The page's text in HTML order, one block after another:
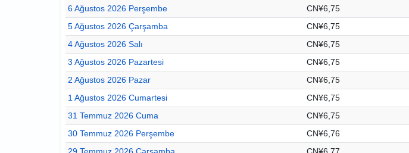
6 Ağustos 2026 Perşembe
CN¥6,75
5 Ağustos 2026 Çarşamba
CN¥6,75
4 Ağustos 2026 Salı
CN¥6,75
3 Ağustos 2026 Pazartesi
CN¥6,75
2 Ağustos 2026 Pazar
CN¥6,75
1 Ağustos 2026 Cumartesi
CN¥6,75
31 Temmuz 2026 Cuma
CN¥6,75
30 Temmuz 2026 Perşembe
CN¥6,76
29 Temmuz 2026 Çarşamba
CN¥6,77